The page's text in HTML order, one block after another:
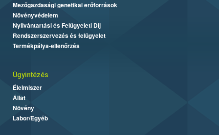
Mezőgazdasági genetikai erőforrások
Növényvédelem
Nyilvántartási és Felügyeleti Díj
Rendszerszervezés és felügyelet
Termékpálya-ellenőrzés
Ügyintézés
Élelmiszer
Állat
Növény
Labor/Egyéb